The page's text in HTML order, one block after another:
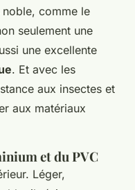
noble, comme le
seulement une
une excellente
. Et avec les
aux insectes et
aux matériaux
et du PVC
Léger,